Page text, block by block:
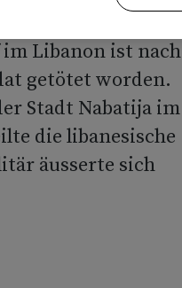
Libanon ist nach
getötet worden.
Stadt Nabatija im
die libanesische
äusserte sich